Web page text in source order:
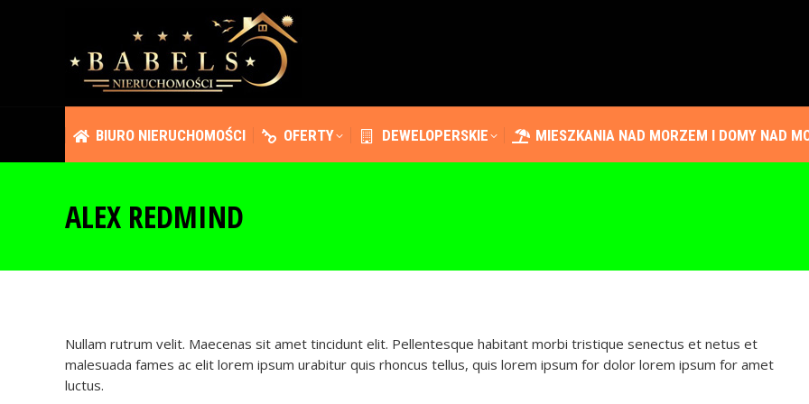
BIURO NIERUCHOMOŚCI OFERTY DEWELOPERSKIE MIESZKANIA NAD MORZEM I DOMY NAD
ALEX REDMIND
Nullam rutrum velit. Maecenas sit amet tincidunt elit. Pellentesque habitant morbi tristique senectus et netus et
malesuada fames ac elit lorem ipsum urabitur quis rhoncus tellus, quis lorem ipsum for dolor lorem ipsum for amet
luctus.
BIURO NIERUCHOMOŚCI OFERTY